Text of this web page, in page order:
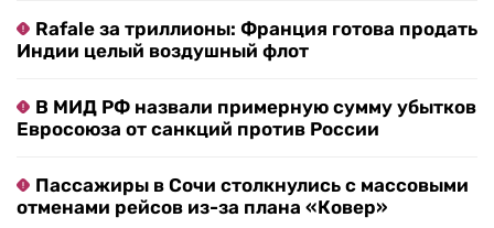
Rafale за триллионы: Франция готова продать
Индии целый воздушный флот
В МИД РФ назвали примерную сумму убытков
Евросоюза от санкций против России
Пассажиры в Сочи столкнулись с массовыми
отменами рейсов из-за плана «Ковер»